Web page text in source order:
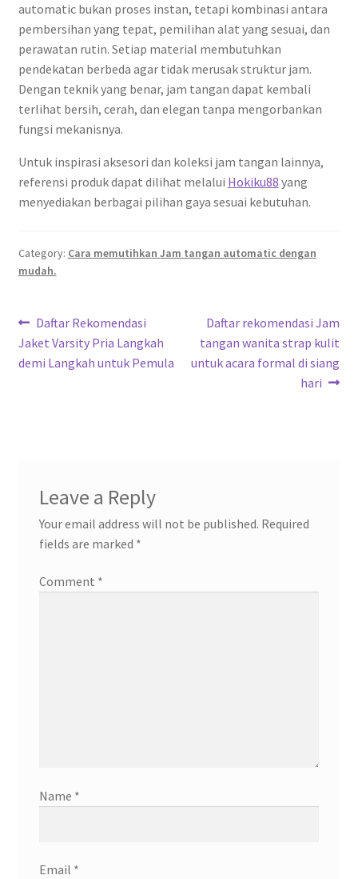
automatic bukan proses instan, tetapi kombinasi antara
pembersihan yang tepat, pemilihan alat yang sesuai, dan
perawatan rutin. Setiap material membutuhkan
pendekatan berbeda agar tidak merusak struktur jam.
Dengan teknik yang benar, jam tangan dapat kembali
terlihat bersih, cerah, dan elegan tanpa mengorbankan
fungsi mekanisnya.
Untuk inspirasi aksesori dan koleksi jam tangan lainnya,
referensi produk dapat dilihat melalui Hokiku88 yang
menyediakan berbagai pilihan gaya sesuai kebutuhan.
Category: Cara memutihkan Jam tangan automatic dengan
mudah.
Post
navigation
Previous
post:
Daftar Rekomendasi
Jaket Varsity Pria Langkah
demi Langkah untuk Pemula
Next
post:
Daftar rekomendasi Jam
tangan wanita strap kulit
untuk acara formal di siang
hari
Leave a Reply
Your email address will not be published. Required
fields are marked *
Comment *
Name *
Email *